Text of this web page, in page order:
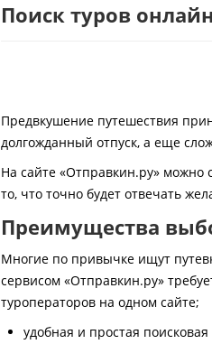
Поиск туров
Предвкушение путешествия
долгожданный отпуск, а еще
На сайте «Отправкин.ру» можно
то, что точно будет отвечать
Преимущества
Многие по привычке ищут
сервисом «Отправкин.ру»
туроператоров на одном сайте;
удобная и простая поисковая